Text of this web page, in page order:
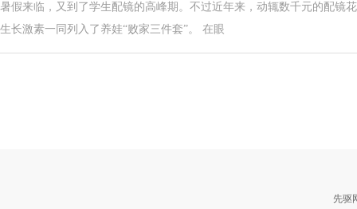
暑假来临，又到了学生配镜的高峰期。不过近年来，动辄数千元的配镜
生长激素一同列入了养娃“败家三件套”。 在眼
先驱